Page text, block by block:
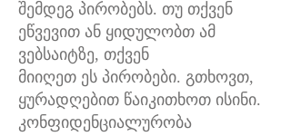
შემდეგ პირობებს. თუ თქვენ
ეწვევით ან ყიდულობთ ამ
ვებსაიტზე, თქვენ
მიიღეთ ეს პირობები. გთხოვთ,
ყურადღებით წაიკითხოთ ისინი.
კონფიდენციალურობა